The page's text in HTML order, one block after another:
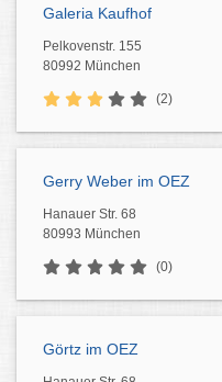
Galeria Kaufhof
Pelkovenstr. 155
80992 München
(2)
Gerry Weber im OEZ
Hanauer Str. 68
80993 München
(0)
Görtz im OEZ